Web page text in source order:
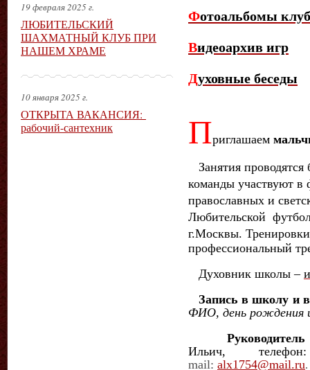
Фотоальбомы
Видеоархив игр
Духовные беседы
Приглашаем
Занятия
команды участвуют в
православных и
Любительской
г.Москвы.
профессиональный
Духовник школы –
Запись в школу и
ФИО, день рождения
Ильич,
mail: alx1754@mail.ru.
19 февраля 2025 г.
ЛЮБИТЕЛЬСКИЙ
ШАХМАТНЫЙ КЛУБ ПРИ
НАШЕМ ХРАМЕ
10 января 2025 г.
ОТКРЫТА ВАКАНСИЯ:
рабочий-сантехник